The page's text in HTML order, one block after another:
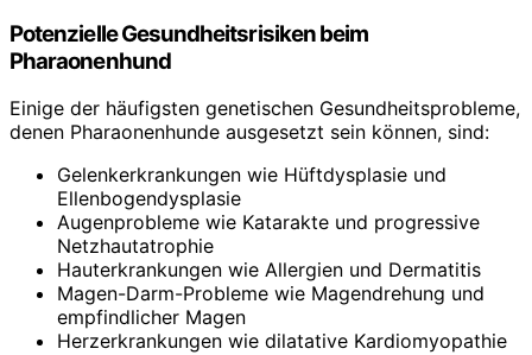
Potenzielle Gesundheitsrisiken beim
Pharaonenhund
Einige der häufigsten genetischen Gesundheitsprobleme,
denen Pharaonenhunde ausgesetzt sein können, sind:
Gelenkerkrankungen wie Hüftdysplasie und
Ellenbogendysplasie
Augenprobleme wie Katarakte und progressive
Netzhautatrophie
Hauterkrankungen wie Allergien und Dermatitis
Magen-Darm-Probleme wie Magendrehung und
empfindlicher Magen
Herzerkrankungen wie dilatative Kardiomyopathie